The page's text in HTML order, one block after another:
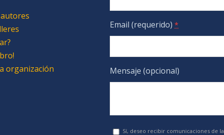
organización
Email (requerido) *
Mensaje (opcional)
Sí, deseo recibir comunicaciones de la